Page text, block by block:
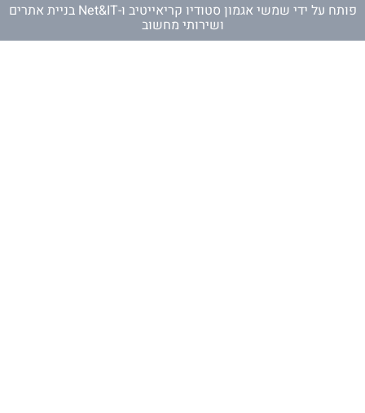
פותח על ידי שמשי אגמון סטודיו קריאייטיב ו- Net&IT בניית אתרים
ושירותי מחשוב